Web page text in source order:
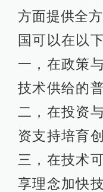
方面提供全
国可以在以
一，在政策
技术供给的
二，在投资
资支持培育
三，在技术
享理念加快